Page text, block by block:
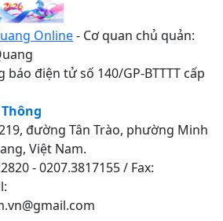
Online- Cơ quan chủ quản:
điện tử số 140/GP-BTTTT cấp
đường Tân Trào, phường Minh
Việt Nam.
- 0207.3817155 / Fax: